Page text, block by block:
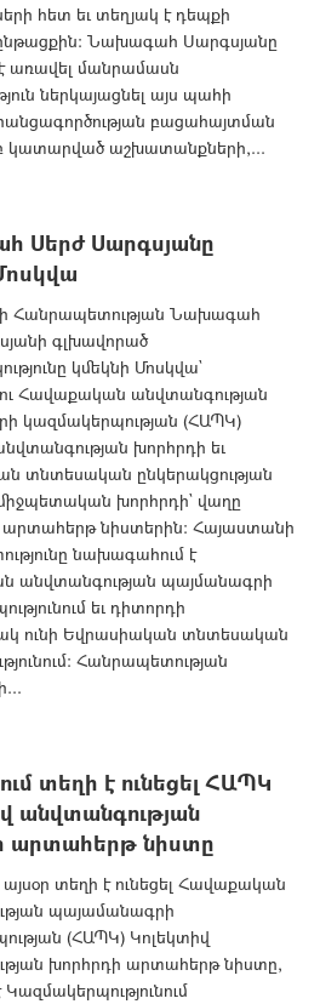
հետ եւ տեղյակ է դեպքի
ընթացքին: Նախագահ Սարգսյանը
առավել մանրամասն
ներկայացնել այս պահի
բացահայտման
կատարված աշխատանքների,...
Սերժ Սարգսյանը
Հանրապետության Նախագահ
գլխավորած
կմեկնի Մոսկվա`
Հավաքական անվտանգության
կազմակերպության (ՀԱՊԿ)
խորհրդի եւ
տնտեսական ընկերակցության
խորհրդի` վաղը
արտահերթ նիստերին: Հայաստանի
նախագահում է
անվտանգության պայմանագրի
եւ դիտորդի
ունի Եվրասիական տնտեսական
Հանրապետության
տեղի է ունեցել ՀԱՊԿ
անվտանգության
արտահերթ նիստը
այսօր տեղի է ունեցել Հավաքական
պայամանագրի
(ՀԱՊԿ) Կոլեկտիվ
խորհրդի արտահերթ նիստը,
Կազմակերպությունում